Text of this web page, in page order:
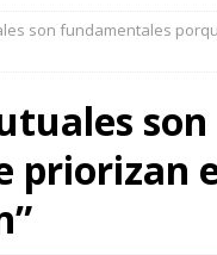
son fundamentales
son
priorizan